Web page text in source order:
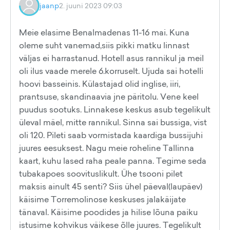
jaanp2. juuni 2023 09:03
Meie elasime Benalmadenas 11-16 mai. Kuna
oleme suht vanemad,siis pikki matku linnast
väljas ei harrastanud. Hotell asus rannikul ja meil
oli ilus vaade merele 6.korruselt. Ujuda sai hotelli
hoovi basseinis. Külastajad olid inglise, iiri,
prantsuse, skandinaavia jne päritolu. Vene keel
puudus sootuks. Linnakese keskus asub tegelikult
üleval mäel, mitte rannikul. Sinna sai bussiga, vist
oli 120. Pileti saab vormistada kaardiga bussijuhi
juures eesuksest. Nagu meie roheline Tallinna
kaart, kuhu lased raha peale panna. Tegime seda
tubakapoes soovituslikult. Ühe tsooni pilet
maksis ainult 45 senti? Siis ühel päeval(laupäev)
käisime Torremolinose keskuses jalakäijate
tänaval. Käisime poodides ja hilise lõuna paiku
istusime kohvikus väikese õlle juures. Tegelikult